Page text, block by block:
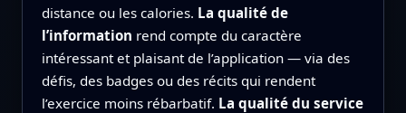
distance ou les calories. La qualité de
l’information rend compte du caractère
intéressant et plaisant de l’application — via des
défis, des badges ou des récits qui rendent
l’exercice moins rébarbatif. La qualité du service